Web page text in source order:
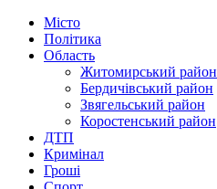
Місто
Політика
Область
Житомирський район
Бердичівський район
Звягельський район
Коростенський район
ДТП
Кримінал
Гроші